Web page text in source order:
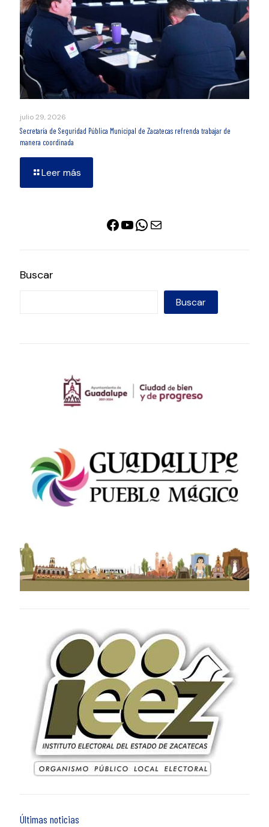
julio 29, 2026
Secretaría de Seguridad Pública Municipal de Zacatecas refrenda trabajar de
manera coordinada
Leer más
Facebook
YouTube
WhatsApp
Correo electrónico
Buscar
Buscar
Últimas noticias